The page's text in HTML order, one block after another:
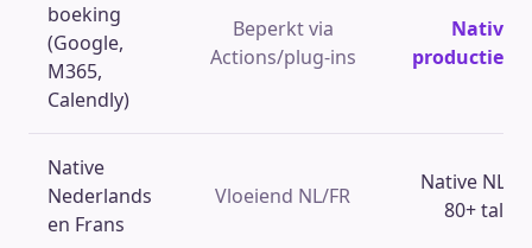
boeking
(Google,
M365,
Calendly)
Beperkt via
Actions/plug-ins
Native,
productie-
Native
Nederlands
en Frans
Vloeiend NL/FR
Native NL/
80+ talen